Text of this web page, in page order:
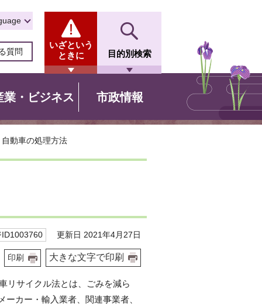
質問
いざという
ときに
目的別検索
業・ビジネス 市政情報
自動車の処理方法
ID1003760 更新日 2021年4月27日
印刷 大きな文字で印刷
リサイクル法とは、ごみを減ら
カー・輸入業者、関連事業者、